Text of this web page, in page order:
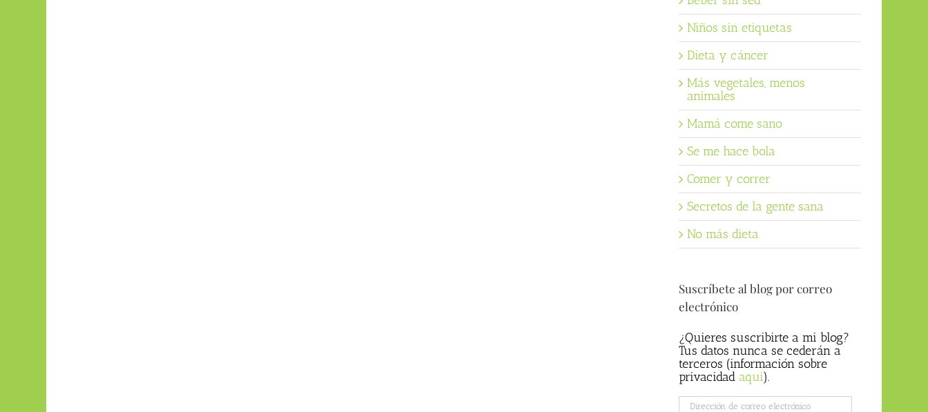
Niños sin etiquetas
Dieta y cáncer
Más vegetales, menos
animales
Mamá come sano
Se me hace bola
Comer y correr
Secretos de la gente sana
No más dieta
Suscríbete al blog por correo
electrónico
¿Quieres suscribirte a mi blog?
Tus datos nunca se cederán a
terceros (información sobre
privacidad aqui).
Dirección